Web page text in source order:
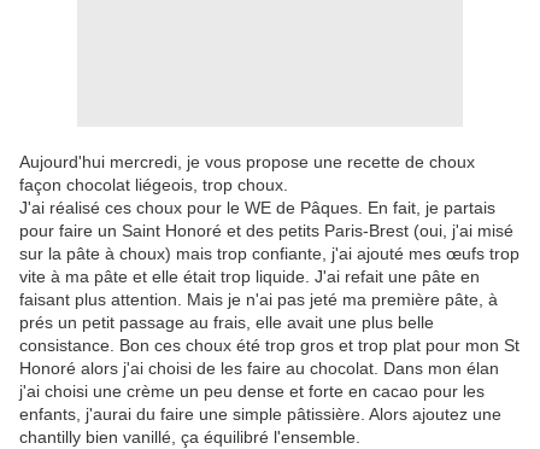
Aujourd'hui mercredi, je vous propose une recette de choux
façon chocolat liégeois, trop choux.
J'ai réalisé ces choux pour le WE de Pâques. En fait, je partais
pour faire un Saint Honoré et des petits Paris-Brest (oui, j'ai misé
sur la pâte à choux) mais trop confiante, j'ai ajouté mes œufs trop
vite à ma pâte et elle était trop liquide. J'ai refait une pâte en
faisant plus attention. Mais je n'ai pas jeté ma première pâte, à
prés un petit passage au frais, elle avait une plus belle
consistance. Bon ces choux été trop gros et trop plat pour mon St
Honoré alors j'ai choisi de les faire au chocolat. Dans mon élan
j'ai choisi une crème un peu dense et forte en cacao pour les
enfants, j'aurai du faire une simple pâtissière. Alors ajoutez une
chantilly bien vanillé, ça équilibré l'ensemble.